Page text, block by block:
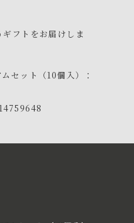
ール
フトをお届けしま
セット（10個入）：